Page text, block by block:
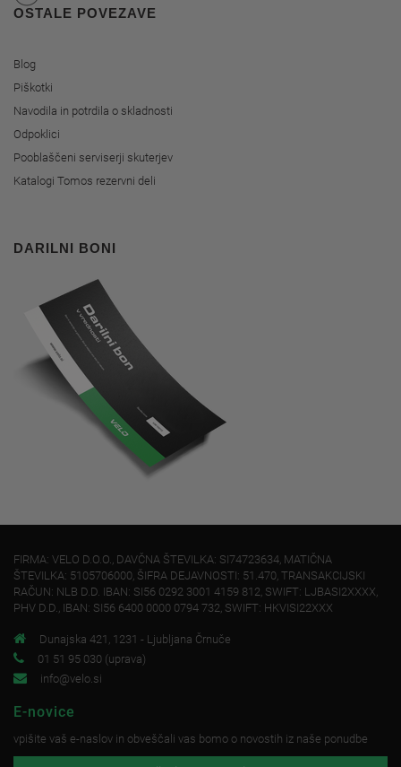
OSTALE POVEZAVE
Blog
Piškotki
Navodila in potrdila o skladnosti
Odpoklici
Pooblaščeni serviserji skuterjev
Katalogi Tomos rezervni deli
DARILNI BONI
FIRMA: VELO D.O.O., DAVČNA ŠTEVILKA: SI74723634, MATIČNA
ŠTEVILKA: 5105706000, ŠIFRA DEJAVNOSTI: 51.470, TRANSAKCIJSKI
RAČUN: NLB D.D. IBAN: SI56 0292 3001 4159 812, SWIFT: LJBASI2XXXX,
PHV D.D., IBAN: SI56 6400 0000 0794 732, SWIFT: HKVISI22XXX
Dunajska 421, 1231 - Ljubljana Črnuče
01 51 95 030 (uprava)
info@velo.si
E-novice
vpišite vaš e-naslov in obveščali vas bomo o novostih iz naše ponudbe